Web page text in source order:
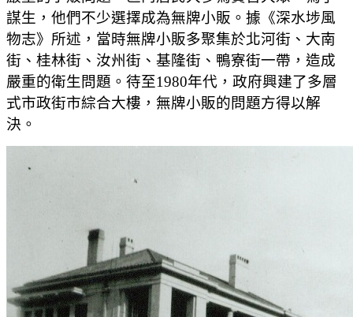
謀生，他們不少選擇成為無牌小販。據《深水埗風
物志》所述，當時無牌小販多聚集於北河街、大南
街、桂林街、汝州街、基隆街、鴨寮街一帶，造成
嚴重的衛生問題。待至1980年代，政府興建了多層
式市政街市綜合大樓，無牌小販的問題方得以解
決。